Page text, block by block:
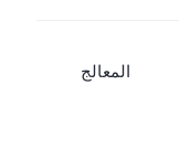
المعالج